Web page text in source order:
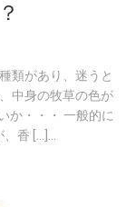
類があり、迷うと
中身の牧草の色が
か・・・ 一般的に
香 […]...